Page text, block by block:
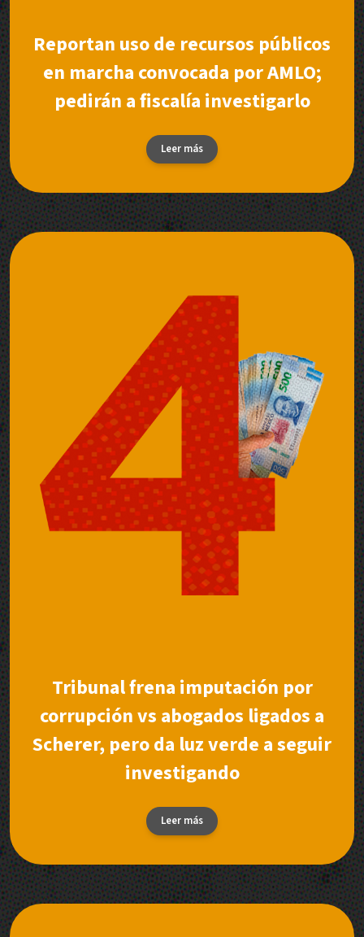
Reportan uso de recursos públicos
en marcha convocada por AMLO;
pedirán a fiscalía investigarlo
Leer más
Tribunal frena imputación por
corrupción vs abogados ligados a
Scherer, pero da luz verde a seguir
investigando
Leer más